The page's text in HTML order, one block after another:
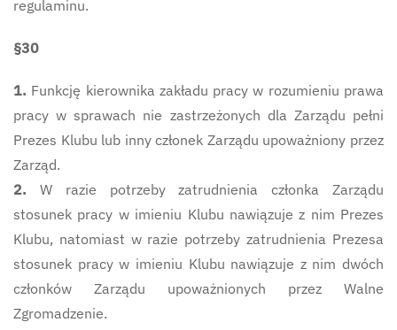
regulaminu.
§30
1. Funkcję kierownika zakładu pracy w rozumieniu prawa
pracy w sprawach nie zastrzeżonych dla Zarządu pełni
Prezes Klubu lub inny członek Zarządu upoważniony przez
Zarząd.
2.
W razie potrzeby zatrudnienia członka Zarządu
stosunek pracy w imieniu Klubu nawiązuje z nim Prezes
Klubu, natomiast w razie potrzeby zatrudnienia Prezesa
stosunek pracy w imieniu Klubu nawiązuje z nim dwóch
członków Zarządu upoważnionych przez Walne
Zgromadzenie.